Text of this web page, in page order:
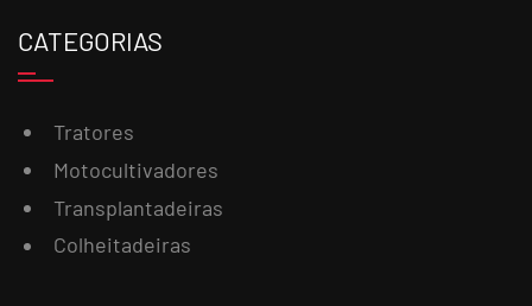
CATEGORIAS
Tratores
Motocultivadores
Transplantadeiras
Colheitadeiras